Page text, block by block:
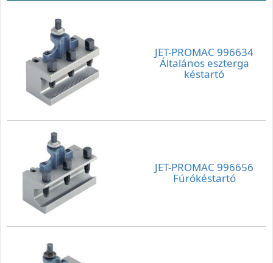
JET-PROMAC 996634
Általános eszterga
késtartó
JET-PROMAC 996656
Fúrókéstartó